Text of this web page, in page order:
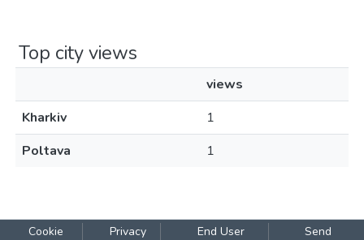
Top city views
views
Kharkiv
1
Poltava
1
Cookie
Privacy
End User
Send